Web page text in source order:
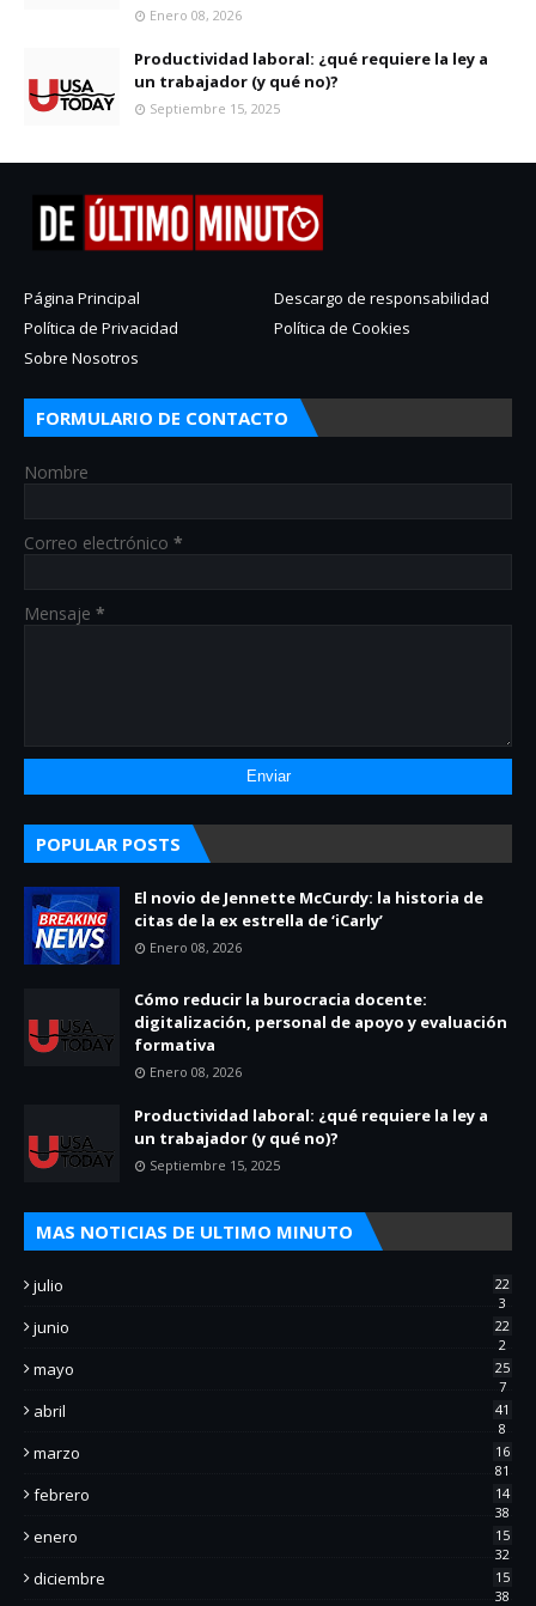
Enero 08, 2026
Productividad laboral: ¿qué requiere la ley a
un trabajador (y qué no)?
Septiembre 15, 2025
Página Principal
Descargo de responsabilidad
Política de Privacidad
Política de Cookies
Sobre Nosotros
FORMULARIO DE CONTACTO
Nombre
Correo electrónico *
Mensaje *
POPULAR POSTS
El novio de Jennette McCurdy: la historia de
citas de la ex estrella de ‘iCarly’
Enero 08, 2026
Cómo reducir la burocracia docente:
digitalización, personal de apoyo y evaluación
formativa
Enero 08, 2026
Productividad laboral: ¿qué requiere la ley a
un trabajador (y qué no)?
Septiembre 15, 2025
MAS NOTICIAS DE ULTIMO MINUTO
julio
22
3
junio
22
2
mayo
25
7
abril
41
8
marzo
16
81
febrero
14
38
enero
15
32
diciembre
15
38